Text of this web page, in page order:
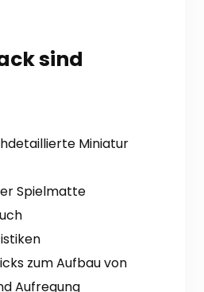
sind
Miniatur
Spielmatte
zum Aufbau von
Aufregung